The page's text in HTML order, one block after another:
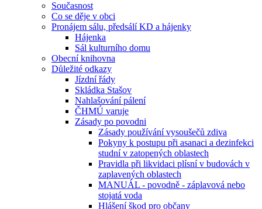
Současnost
Co se děje v obci
Pronájem sálu, předsálí KD a hájenky
Hájenka
Sál kulturního domu
Obecní knihovna
Důležité odkazy
Jízdní řády
Skládka Stašov
Nahlašování pálení
ČHMÚ varuje
Zásady po povodni
Zásady používání vysoušečů zdiva
Pokyny k postupu při asanaci a dezinfekci
studní v zatopených oblastech
Pravidla při likvidaci plísní v budovách v
zaplavených oblastech
MANUÁL - povodně - záplavová nebo
stojatá voda
Hlášení škod pro občany